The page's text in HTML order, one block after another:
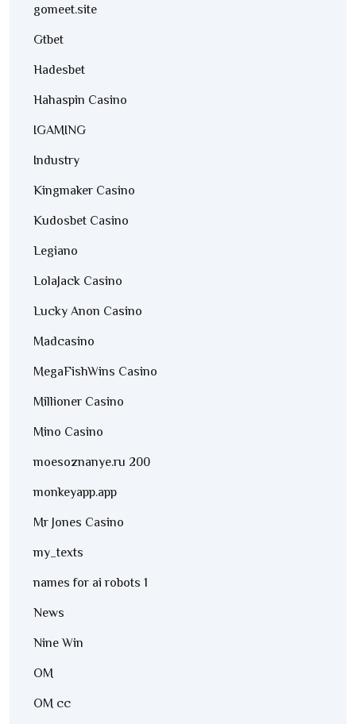
gomeet.site
Gtbet
Hadesbet
Hahaspin Casino
IGAMING
Industry
Kingmaker Casino
Kudosbet Casino
Legiano
LolaJack Casino
Lucky Anon Casino
Madcasino
MegaFishWins Casino
Millioner Casino
Mino Casino
moesoznanye.ru 200
monkeyapp.app
Mr Jones Casino
my_texts
names for ai robots 1
News
Nine Win
OM
OM cc